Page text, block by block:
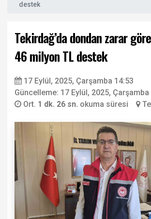
destek
Tekirdağ’da dondan zarar
46 milyon TL destek
17 Eylül, 2025, Çarşamba 14:53
Güncelleme: 17 Eylül, 2025, Çarşamba
Ort. 1 dk. 26 sn. okuma süresi